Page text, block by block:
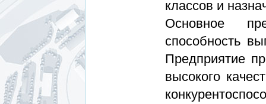
классов и
Основное
способность
Предприятие
высокого